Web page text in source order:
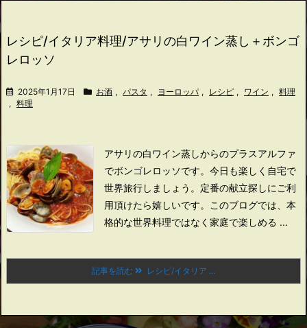
レシピ/イタリア料理/アサリの白ワイン蒸し＋ボンゴ
レロッソ
2025年1月17日 お酒 , パスタ , ヨーロッパ , レシピ , ワイン , 料理
, 料理
アサリの白ワイン蒸しからのプラスアルファ
でボンゴレロッソです。 今日も楽しく自宅で
世界旅行しましょう。 定番の献立探しにご利
用頂けたら嬉しいです。
このブログでは、本
格的な世界料理ではなく家庭で楽しめる ...
記事を読む レシピ/イタリア ...